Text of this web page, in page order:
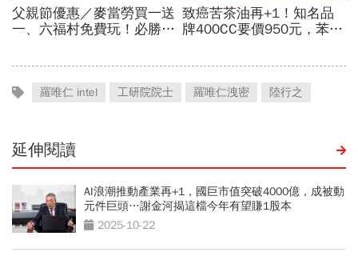
羅唯仁 intel 工研院院士 羅唯仁洩密 陸行之
延伸閱讀
AI浪潮推動產業再+1，國巨市值突破4000億，成被動
元件巨頭…謝金河揭這檔今年有望賺1股本
2025-10-22